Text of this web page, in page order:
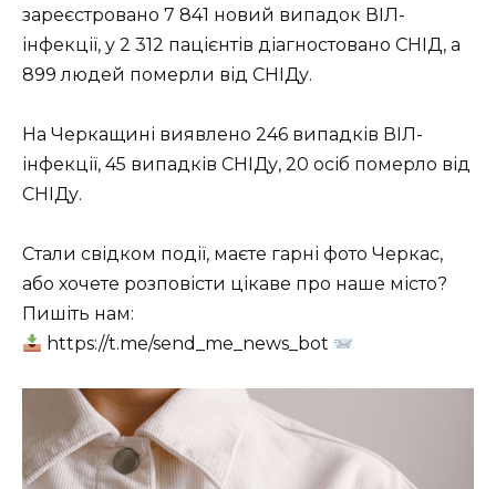
зареєстровано 7 841 новий випадок ВІЛ-
інфекції, у 2 312 пацієнтів діагностовано СНІД, а
899 людей померли від СНІДу.
На Черкащині виявлено 246 випадків ВІЛ-
інфекції, 45 випадків СНІДу, 20 осіб померло від
СНІДу.
Стали свідком події, маєте гарні фото Черкас,
або хочете розповісти цікаве про наше місто?
Пишіть нам:
https://t.me/send_me_news_bot